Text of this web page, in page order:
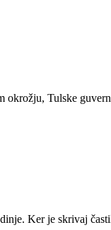
Tulske
Ker je skrivaj